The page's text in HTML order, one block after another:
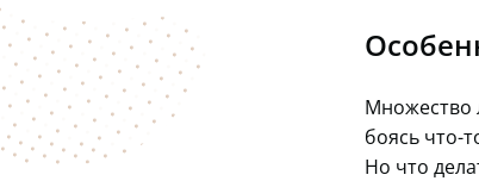
Множество
боясь что-
Но что